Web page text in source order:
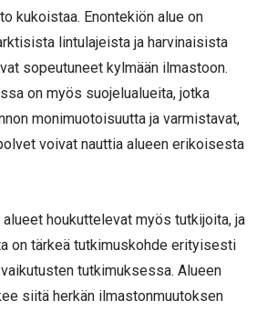
kukoistaa. Enontekiön alue on
lintulajeista ja harvinaisista
sopeutuneet kylmään ilmastoon.
on myös suojelualueita, jotka
monimuotoisuutta ja varmistavat,
voivat nauttia alueen erikoisesta
houkuttelevat myös tutkijoita, ja
on tärkeä tutkimuskohde erityisesti
tutkimuksessa. Alueen
siitä herkän ilmastonmuutoksen